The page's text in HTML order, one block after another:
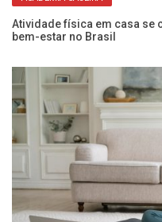
Atividade física em casa se
bem-estar no Brasil